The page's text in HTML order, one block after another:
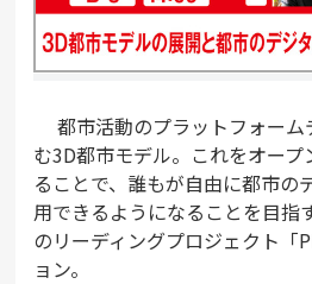
都市活動のプラットフォーム
む3D都市モデル。これをオー
ることで、誰もが自由に都市の
用できるようになることを目指
のリーディングプロジェクト「
ョン。